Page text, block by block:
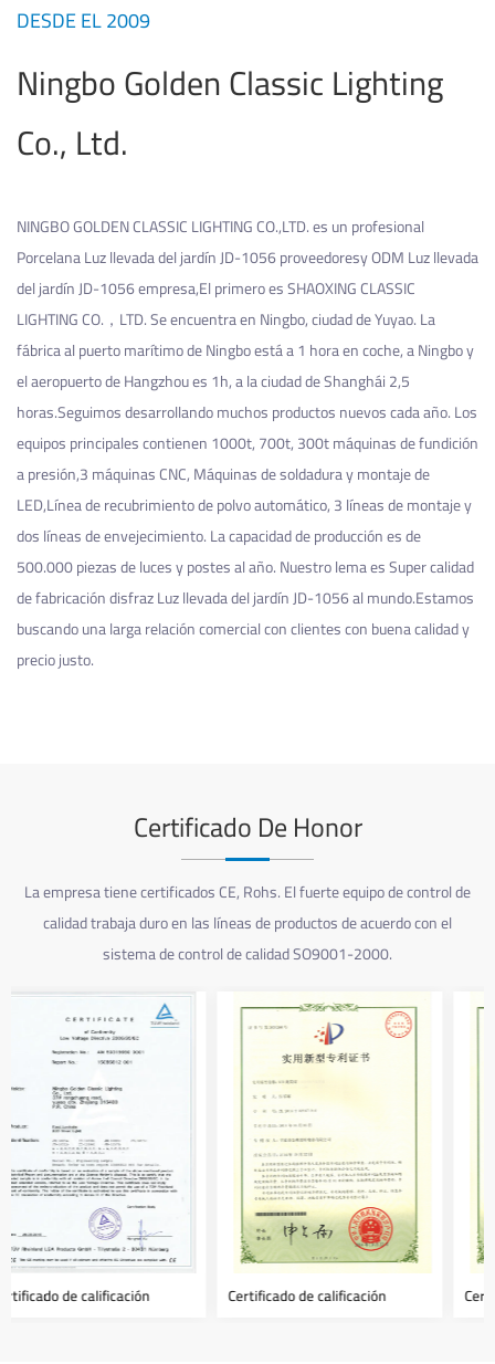
DESDE EL 2009
Ningbo Golden Classic Lighting
Co., Ltd.
NINGBO GOLDEN CLASSIC LIGHTING CO.,LTD. es un profesional
Porcelana Luz llevada del jardín JD-1056 proveedoresyODM Luz llevada
del jardín JD-1056 empresa,El primero es SHAOXING CLASSIC
LIGHTING CO.，LTD. Se encuentra en Ningbo, ciudad de Yuyao. La
fábrica al puerto marítimo de Ningbo está a 1 hora en coche, a Ningbo y
el aeropuerto de Hangzhou es 1h, a la ciudad de Shanghái 2,5
horas.Seguimos desarrollando muchos productos nuevos cada año. Los
equipos principales contienen 1000t, 700t, 300t máquinas de fundición
a presión,3 máquinas CNC, Máquinas de soldadura y montaje de
LED,Línea de recubrimiento de polvo automático, 3 líneas de montaje y
dos líneas de envejecimiento. La capacidad de producción es de
500.000 piezas de luces y postes al año. Nuestro lema es Super calidad
de fabricacióndisfraz Luz llevada del jardín JD-1056al mundo.Estamos
buscando una larga relación comercial con clientes con buena calidad y
precio justo.
Certificado De Honor
La empresa tiene certificados CE, Rohs. El fuerte equipo de control de
calidad trabaja duro en las líneas de productos de acuerdo con el
sistema de control de calidad SO9001-2000.
Certificado de calificación Certificado de calificación